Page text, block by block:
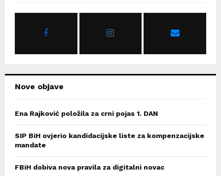
Nove objave
Ena Rajković položila za crni pojas 1. DAN
SIP BiH ovjerio kandidacijske liste za kompenzacijske
mandate
FBiH dobiva nova pravila za digitalni novac